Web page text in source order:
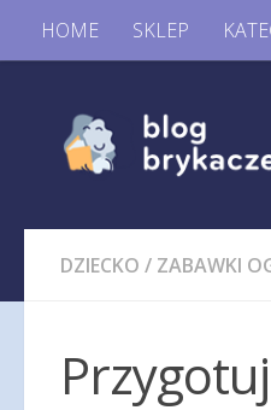
HOME SKLEP
DZIECKO / ZABAWKI